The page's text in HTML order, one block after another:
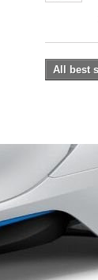
All best